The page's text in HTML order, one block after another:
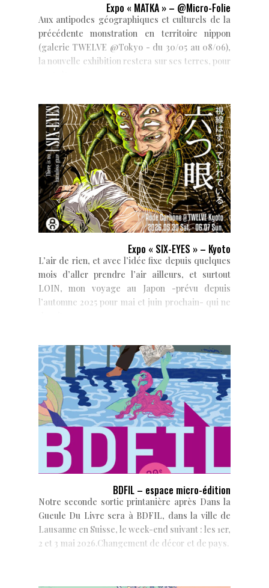
Expo « MATKA » – @Micro-Folie
Aux antipodes géographiques et culturels de la
précédente monstration en territoire nippon
(galerie TWELVE @Tokyo - du 30/05 au 08/06),
la nouvelle exhibition restera sur ses terres, pour
Expo « SIX-EYES » – Kyoto
L’air de rien, et avec l’idée fixe depuis quelques
mois d’aller prendre l’air ailleurs, et surtout
LOIN, mon voyage au Japon -prévu depuis
l’automne 2025 pour mai et juin prochain- qui ne
BDFIL – espace micro-édition
Notre seconde sortie printanière après Dans la
Gueule Du Livre sera à BDFIL, dans la ville de
Lausanne en Suisse, le week-end suivant : les 1er,
2 et 3 mai 2026.Changement de décor et de pays.